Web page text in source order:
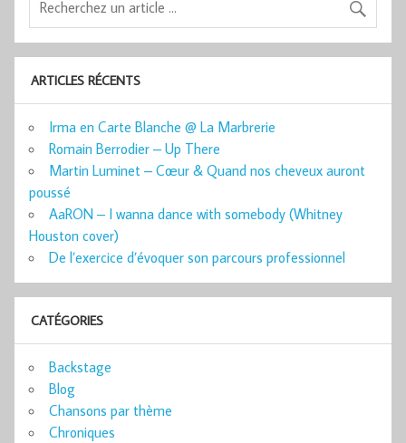
ARTICLES RÉCENTS
Irma en Carte Blanche @ La Marbrerie
Romain Berrodier – Up There
Martin Luminet – Cœur & Quand nos cheveux auront
poussé
AaRON – I wanna dance with somebody (Whitney
Houston cover)
De l’exercice d’évoquer son parcours professionnel
CATÉGORIES
Backstage
Blog
Chansons par thème
Chroniques